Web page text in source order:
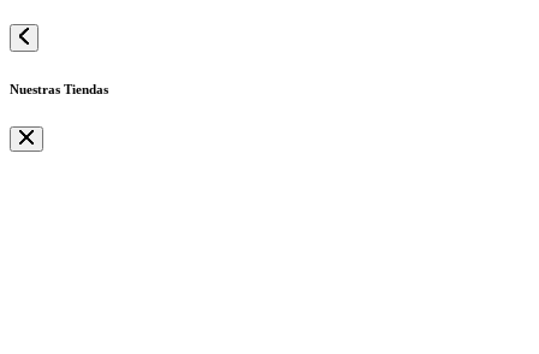
Nuestras Tiendas